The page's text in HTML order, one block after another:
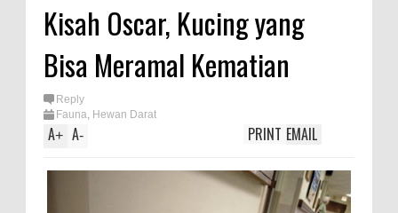
Kisah Oscar, Kucing yang
Bisa Meramal Kematian
Reply
Fauna, Hewan Darat
A+ A- EMAIL
PRINT